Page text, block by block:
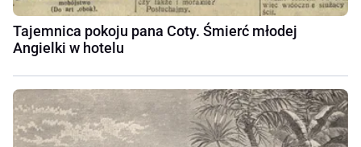
Tajemnica pokoju pana Coty. Śmierć młodej
Angielki w hotelu